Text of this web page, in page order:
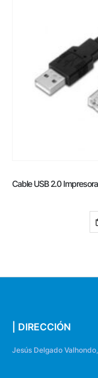
| DIRECCIÓN
Jesús Delgado